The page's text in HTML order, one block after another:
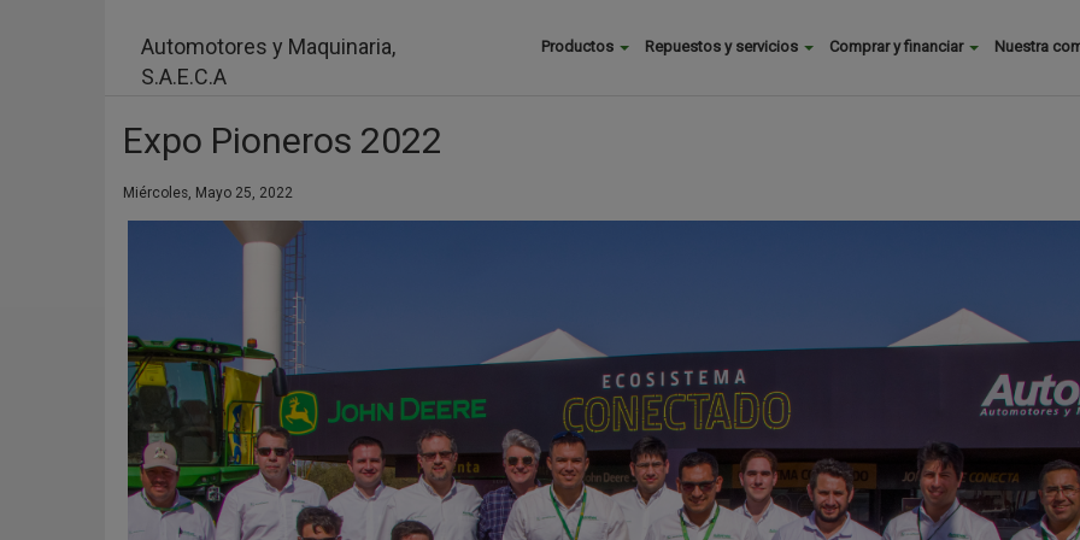
Automotores y Maquinaria,
S.A.E.C.A
Buscar
Productos Repuestos y servicios Comprar y financiar Nuestra
Expo Pioneros 2022
Miércoles, Mayo 25, 2022